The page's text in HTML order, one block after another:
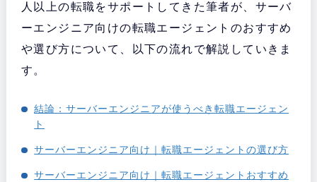
人以上の転職をサポートしてきた筆者が、サーバ
ーエンジニア向けの転職エージェントのおすすめ
や選び方について、以下の流れで解説していきま
す。
結論：サーバーエンジニアが使うべき転職エージェン
ト
サーバーエンジニア向け｜転職エージェントの選び方
サーバーエンジニア向け｜転職エージェントおすすめ